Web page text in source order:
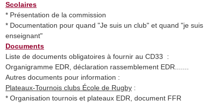
Scolaires
* Présentation de la commission
* Documentation pour quand "Je suis un club" et quand "je suis
enseignant"
Documents
Liste de documents obligatoires à fournir au CD33 :
Organigramme EDR, déclaration rassemblement EDR.......
Autres documents pour information :
Plateaux-Tournois clubs École de Rugby :
* Organisation tournois et plateaux EDR, document FFR